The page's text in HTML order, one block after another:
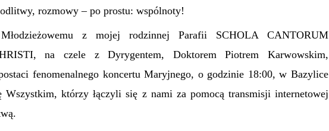
rozmowy – po prostu: wspólnoty!
z mojej rodzinnej Parafii SCHOLA CANTORUM
na czele z Dyrygentem, Doktorem Piotrem Karwowskim,
fenomenalnego koncertu Maryjnego, o godzinie 18:00, w Bazylice
Wszystkim, którzy łączyli się z nami za pomocą transmisji internetowej